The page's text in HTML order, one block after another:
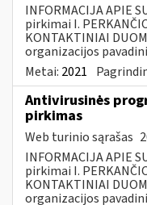
INFORMACIJA APIE
pirkimai I.
KONTAKTINIAI
organizacijos
Metai: 2021
Antivirusinės
pirkimas
Web turinio sąrašas
INFORMACIJA APIE
pirkimai I.
KONTAKTINIAI
organizacijos